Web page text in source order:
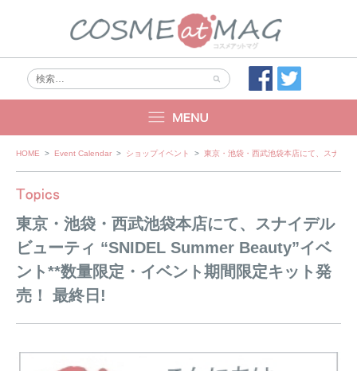
Skip
HOME > Event Calendar > ショップイベント > 東京・池袋・西武池袋本店にて、スナイ
東京・池袋・西武池袋本店にて、スナイデル
ビューティ “SNIDEL Summer Beauty”イベ
ント**数量限定・イベント期間限定キット発
売！ 最終日!